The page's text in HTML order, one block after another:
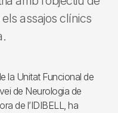
assajos clínics
la Unitat Funcional de
de Neurologia de
de l’IDIBELL, ha